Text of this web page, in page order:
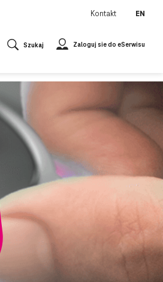
Kontakt EN
Szukaj Zaloguj sie do eSerwisu